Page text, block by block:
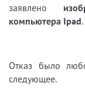
заявлено
компьютера Ipad.
Отказ было
следующее.